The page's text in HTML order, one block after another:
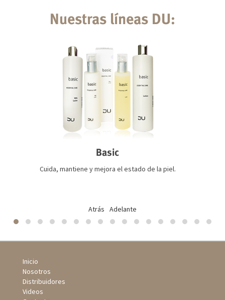
Nuestras líneas DU:
Basic
Cuida, mantiene y mejora el estado de la piel.
Atrás Adelante
Inicio
Nosotros
Distribuidores
Videos